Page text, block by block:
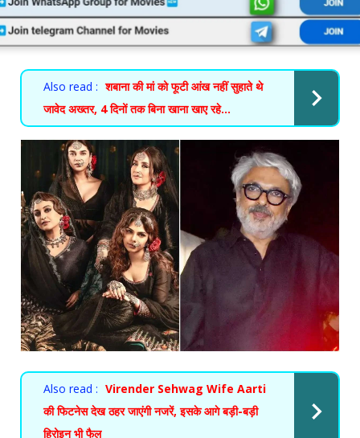
Also read : शबाना की मां को फूटी आंख नहीं सुहाते थे
जावेद अख्तर, 4 दिनों तक बिना खाना खाए रहे...
Also read : Virender Sehwag Wife Aarti
की फिटनेस देख ठहर जाएंगी नजरें, इसके आगे बड़ी-बड़ी
हिरोइन भी फैल